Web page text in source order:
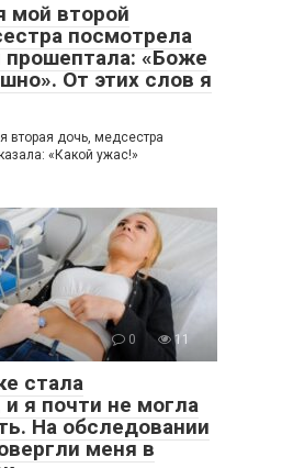
мой второй
посмотрела
«Боже
От этих слов я
вторая дочь, медсестра
«Какой ужас!»
0 11
стала
я почти не могла
На обследовании
меня в